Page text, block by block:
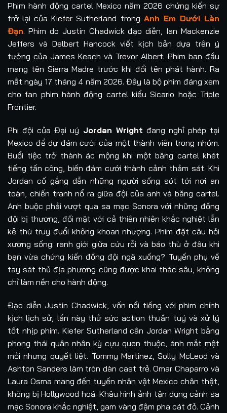
Phim hành động cartel Mexico năm 2026 chứng kiến sự
trở lại của Kiefer Sutherland trong Anh Em Dưới Làn
Đạn. Phim do Justin Chadwick đạo diễn, Ian Mackenzie
Jeffers và Delbert Hancock viết kịch bản dựa trên ý
tưởng của James Keach và Trevor Albert. Phim ban đầu
mang tên Sierra Madre trước khi đổi tên phát hành. Ra
mắt ngày 17 tháng 4 năm 2026. Đây là bộ phim đáng xem
cho fan phim hành động cartel kiểu Sicario hoặc Triple
Frontier.
Phi đội của Đại uý Jordan Wright đang nghỉ phép tại
Mexico để dự đám cưới của một thành viên trong nhóm.
Buổi tiệc trở thành ác mộng khi một băng cartel khét
tiếng tấn công, biến đám cưới thành cảnh thảm sát. Khi
Jordan cố gắng dẫn những người sống sót tới nơi an
toàn, chiến tranh nổ ra giữa đội của anh và băng cartel.
Anh buộc phải vượt qua sa mạc Sonora với những đồng
đội bị thương, đối mặt với cả thiên nhiên khắc nghiệt lẫn
kẻ thù truy đuổi không khoan nhượng. Phim đặt câu hỏi
xương sống: ranh giới giữa cứu rỗi và báo thù ở đâu khi
bạn vừa chứng kiến đồng đội ngã xuống? Tuyến phụ về
tay sát thủ địa phương cũng được khai thác sâu, không
chỉ làm nền cho hành động.
Đạo diễn Justin Chadwick, vốn nổi tiếng với phim chính
kịch lịch sử, lần này thử sức action thuần tuý và xử lý
tốt nhịp phim. Kiefer Sutherland cân Jordan Wright bằng
phong thái quân nhân kỳ cựu quen thuộc, ánh mắt mệt
mỏi nhưng quyết liệt. Tommy Martinez, Solly McLeod và
Ashton Sanders làm tròn dàn cast trẻ. Omar Chaparro và
Laura Osma mang đến tuyến nhân vật Mexico chân thật,
không bị Hollywood hoá. Khâu hình ảnh tận dụng cảnh sa
mạc Sonora khắc nghiệt, gam vàng đậm pha cát đỏ. Cảnh